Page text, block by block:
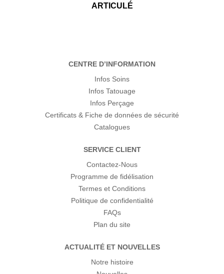
ARTICULÉ
CENTRE D’INFORMATION
Infos Soins
Infos Tatouage
Infos Perçage
Certificats & Fiche de données de sécurité
Catalogues
SERVICE CLIENT
Contactez-Nous
Programme de fidélisation
Termes et Conditions
Politique de confidentialité
FAQs
Plan du site
ACTUALITÉ ET NOUVELLES
Notre histoire